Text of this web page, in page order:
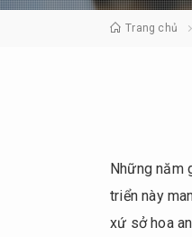
Trang chủ
Những năm
triển này
xứ sở hoa